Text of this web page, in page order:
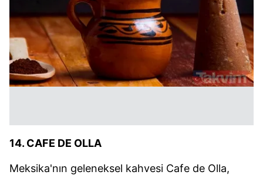
14. CAFE DE OLLA
Meksika'nın geleneksel kahvesi Cafe de Olla,